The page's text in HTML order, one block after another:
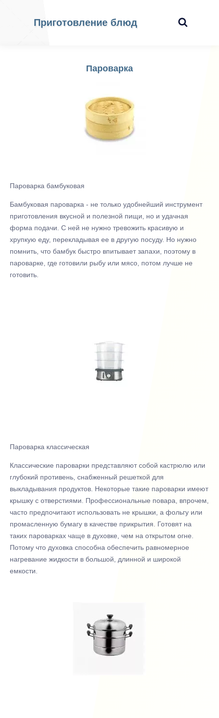
Приготовление блюд
Пароварка
Пароварка бамбуковая
Бамбуковая пароварка - не только удобнейший инструмент
приготовления вкусной и полезной пищи, но и удачная
форма подачи. С ней не нужно тревожить красивую и
хрупкую еду, перекладывая ее в другую посуду. Но нужно
помнить, что бамбук быстро впитывает запахи, поэтому в
пароварке, где готовили рыбу или мясо, потом лучше не
готовить.
Пароварка классическая
Классические пароварки представляют собой кастрюлю или
глубокий противень, снабженный решеткой для
выкладывания продуктов. Некоторые такие пароварки имеют
крышку с отверстиями. Профессиональные повара, впрочем,
часто предпочитают использовать не крышки, а фольгу или
промасленную бумагу в качестве прикрытия. Готовят на
таких пароварках чаще в духовке, чем на открытом огне.
Потому что духовка способна обеспечить равномерное
нагревание жидкости в большой, длинной и широкой
емкости.